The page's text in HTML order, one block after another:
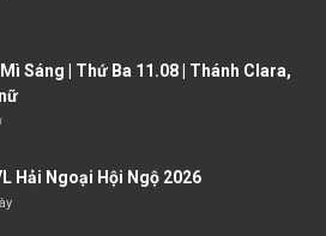
Mì Sáng | Thứ Ba 11.08 | Thánh Clara,
Hải Ngoại Hội Ngộ 2026